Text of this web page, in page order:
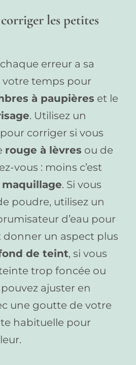
les petites
erreur a sa
votre temps pour
à paupières et le
. Utilisez un
corriger si vous
rouge à lèvres ou de
vous : moins c’est
maquillage. Si vous
poudre, utilisez un
d’eau pour
donner un aspect plus
de teint, si vous
trop foncée ou
ajuster en
une goutte de votre
habituelle pour